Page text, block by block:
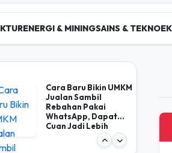
ENERGI & MININGSAINS & TEKNO
Terkini
Cara Baru Bikin UMKM
Jualan Sambil
Rebahan Pakai
WhatsApp, Dapat
Cuan Jadi Lebih